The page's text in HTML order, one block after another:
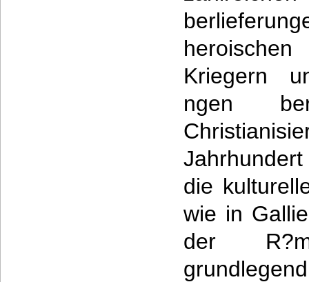
Kriegern
ngen
die
wie in
der